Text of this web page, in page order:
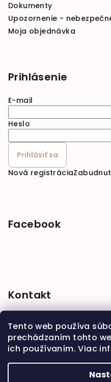
Tento web používa
prechádzaním tohto
ich používaním. Viac
Dokumenty
Upozornenie -
Moja objednávka
Prihlásenie
E-mail
Heslo
Prihlásiť sa
Nová registrácia
Facebook
Kontakt
shop @babymarket.sk
+421 914 334 455